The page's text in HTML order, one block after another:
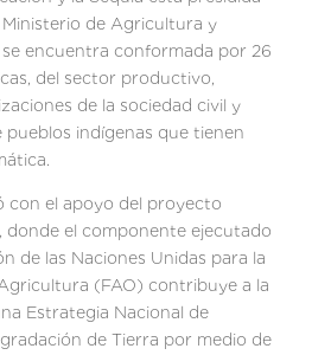
Ministerio de Agricultura y
se encuentra conformada por 26
del sector productivo,
de la sociedad civil y
indígenas que tienen
con el apoyo del proyecto
donde el componente ejecutado
de las Naciones Unidas para la
(FAO) contribuye a la
Estrategia Nacional de
de Tierra por medio de